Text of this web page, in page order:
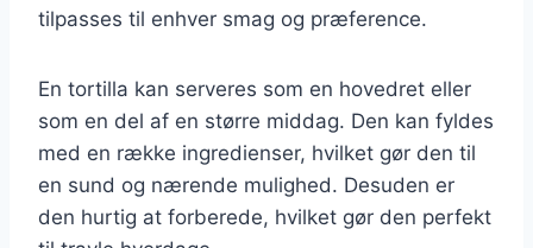
tilpasses til enhver smag og præference.
En tortilla kan serveres som en hovedret eller
som en del af en større middag. Den kan fyldes
med en række ingredienser, hvilket gør den til
en sund og nærende mulighed. Desuden er
den hurtig at forberede, hvilket gør den perfekt